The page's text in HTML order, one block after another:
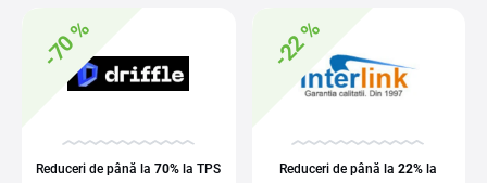
-70 %
Reduceri de până la70% la TPS
-22 %
Reduceri de până la22% la